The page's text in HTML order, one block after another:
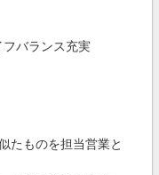
フバランス充実
たものを担当営業と